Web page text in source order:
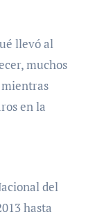
llevó al
muchos
mientras
en la
del
hasta